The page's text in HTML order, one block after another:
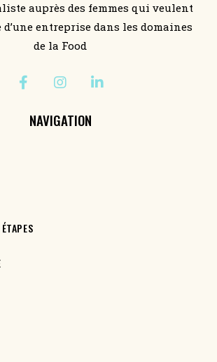
auprès des femmes qui veulent
d’une entreprise dans les domaines
de la Food
NAVIGATION